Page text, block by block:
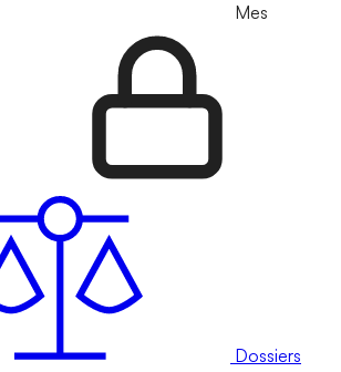
Mes
Dossiers